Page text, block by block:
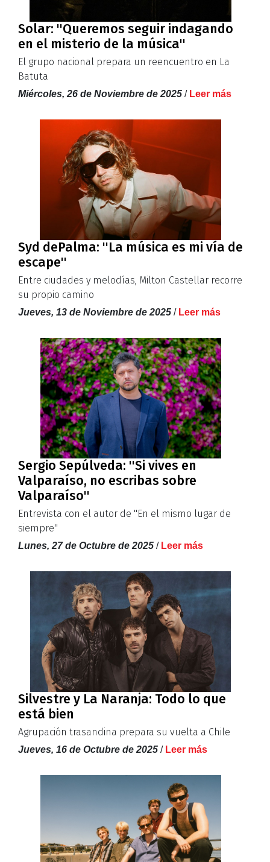
Solar: ''Queremos seguir indagando
en el misterio de la música''
El grupo nacional prepara un reencuentro en La
Batuta
Miércoles, 26 de Noviembre de 2025 / Leer más
Syd dePalma: ''La música es mi vía de
escape''
Entre ciudades y melodías, Milton Castellar recorre
su propio camino
Jueves, 13 de Noviembre de 2025 / Leer más
Sergio Sepúlveda: ''Si vives en
Valparaíso, no escribas sobre
Valparaíso''
Entrevista con el autor de ''En el mismo lugar de
siempre''
Lunes, 27 de Octubre de 2025 / Leer más
Silvestre y La Naranja: Todo lo que
está bien
Agrupación trasandina prepara su vuelta a Chile
Jueves, 16 de Octubre de 2025 / Leer más